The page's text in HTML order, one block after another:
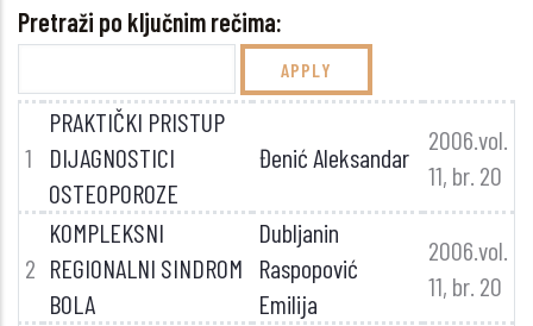
Pretraži po ključnim rečima:
1
PRAKTIČKI PRISTUP
DIJAGNOSTICI
OSTEOPOROZE
Đenić Aleksandar
2006.vol.
11, br. 20
2
KOMPLEKSNI
REGIONALNI SINDROM
BOLA
Dubljanin
Raspopović
Emilija
2006.vol.
11, br. 20